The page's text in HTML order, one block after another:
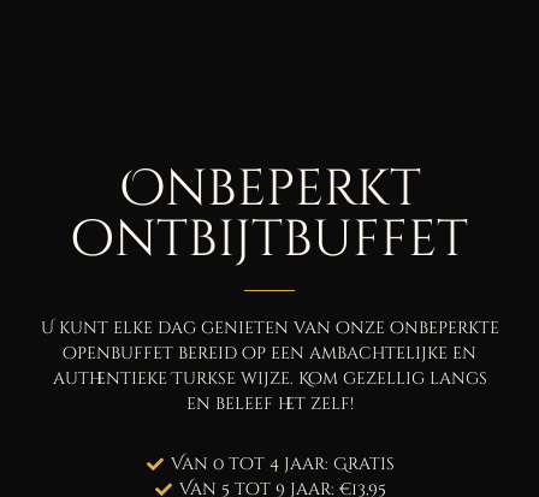
Onbeperkt
ontbijtbuffet
U kunt elke dag genieten van onze onbeperkte
openbuffet bereid op een ambachtelijke en
authentieke Turkse wijze. Kom gezellig langs
en beleef het zelf!
Van 0 tot 4 jaar: Gratis
Van 5 tot 9 jaar: €13,95